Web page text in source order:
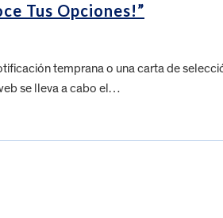
Tus Opciones!”
temprana o una carta de
se lleva a cabo el…